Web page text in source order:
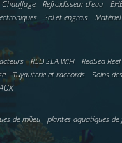
Chauffage Refroidisseur d'eau
Sol et engrais
RED SEA WIFI RedSea
Tuyauterie et raccords Soins
de milieu plantes aquatiques de